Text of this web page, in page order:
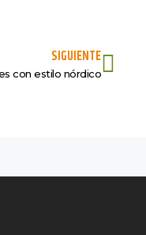
SIGUIENTE
con estilo nórdico